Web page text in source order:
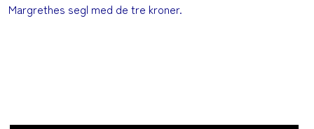
Margrethes segl med de tre kroner.